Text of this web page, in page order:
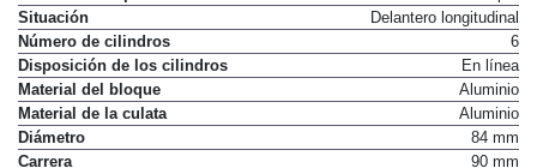
Revoluciones par máximo
1.750 - 3.000 rpm
Situación
Delantero longitudinal
Número de cilindros
6
Disposición de los cilindros
En línea
Material del bloque
Aluminio
Material de la culata
Aluminio
Diámetro
84 mm